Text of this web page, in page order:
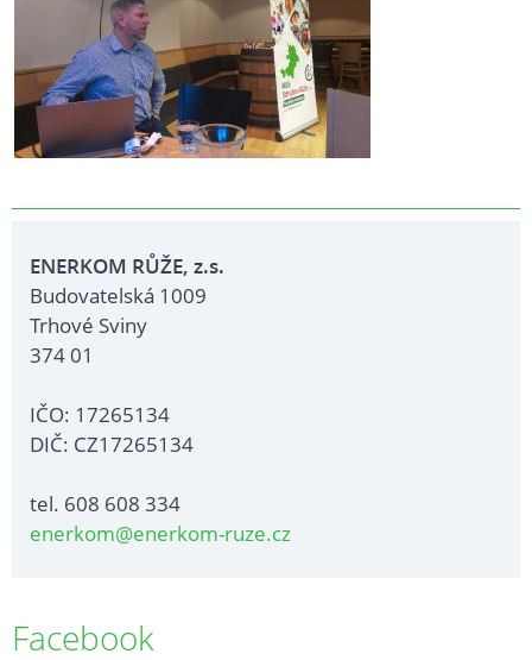
ENERKOM RŮŽE, z.s.
Budovatelská 1009
Trhové Sviny
374 01
IČO: 17265134
DIČ: CZ17265134
tel. 608 608 334
enerkom@enerkom-ruze.cz
Facebook